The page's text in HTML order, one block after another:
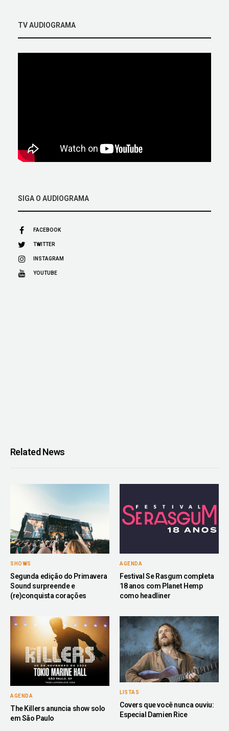
TV AUDIOGRAMA
SIGA O AUDIOGRAMA
FACEBOOK
TWITTER
INSTAGRAM
YOUTUBE
Related News
SHOWS
Segunda edição do Primavera
Sound surpreende e
(re)conquista corações
AGENDA
Festival Se Rasgum completa
18 anos com Planet Hemp
como headliner
AGENDA
The Killers anuncia show solo
em São Paulo
LISTAS
Covers que você nunca ouviu:
Especial Damien Rice